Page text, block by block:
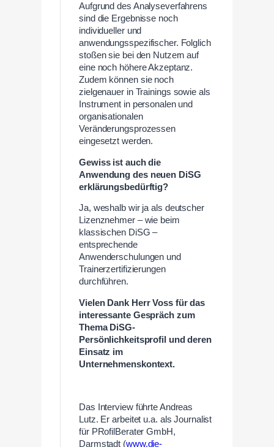
Aufgrund des Analyseverfahrens
sind die Ergebnisse noch
individueller und
anwendungsspezifischer. Folglich
stoßen sie bei den Nutzern auf
eine noch höhere Akzeptanz.
Zudem können sie noch
zielgenauer in Trainings sowie als
Instrument in personalen und
organisationalen
Veränderungsprozessen
eingesetzt werden.
Gewiss ist auch die
Anwendung des neuen DiSG
erklärungsbedürftig?
Ja, weshalb wir ja als deutscher
Lizenznehmer – wie beim
klassischen DiSG –
entsprechende
Anwenderschulungen und
Trainerzertifizierungen
durchführen.
Vielen Dank Herr Voss für das
interessante Gespräch zum
Thema DiSG-
Persönlichkeitsprofil und deren
Einsatz im
Unternehmenskontext.
Das Interview führte Andreas
Lutz. Er arbeitet u.a. als Journalist
für PRofilBerater GmbH,
Darmstadt (www.die-